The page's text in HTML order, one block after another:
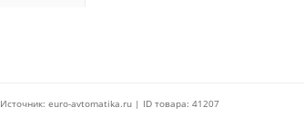
Источник: euro-avtomatika.ru | ID товара: 41207